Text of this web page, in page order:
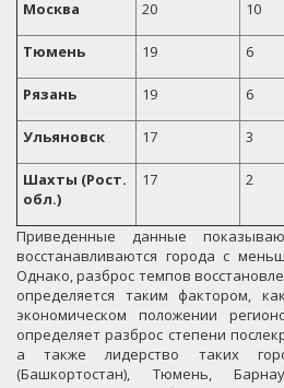
Москва 20 10
Тюмень 19 6
Рязань 19 6
Ульяновск 17 3
Шахты (Рост.
обл.)
17 2
Приведенные данные
восстанавливаются города с
Однако, разброс темпов
определяется таким фактором,
экономическом положении
определяет разброс степени
а также лидерство таких
(Башкортостан), Тюмень,